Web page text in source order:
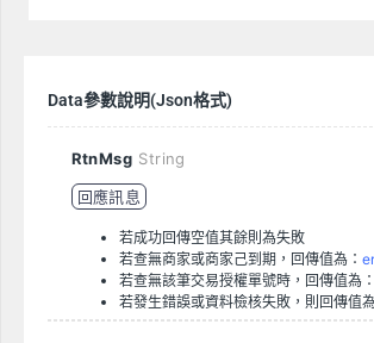
Data參數說明(Json格式)
RtnMsg String
回應訊息
若成功回傳空值其餘則為失敗
若查無商家或商家己到期，回傳值為：
若查無該筆交易授權單號時，回傳值為：
若發生錯誤或資料檢核失敗，則回傳值為